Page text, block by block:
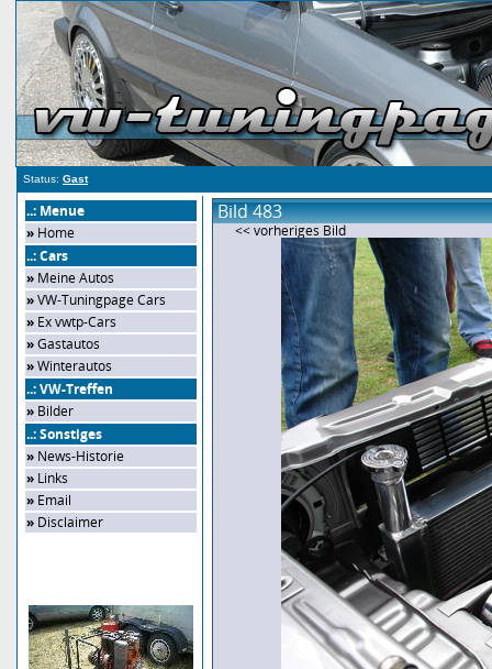
Status: Gast
..: Menue
» Home
..: Cars
» Meine Autos
»VW-Tuningpage Cars
» Ex vwtp-Cars
»Gastautos
»Winterautos
..: VW-Treffen
» Bilder
..: Sonstiges
» News-Historie
» Links
» Email
» Disclaimer
Bild 483
<< vorheriges Bild